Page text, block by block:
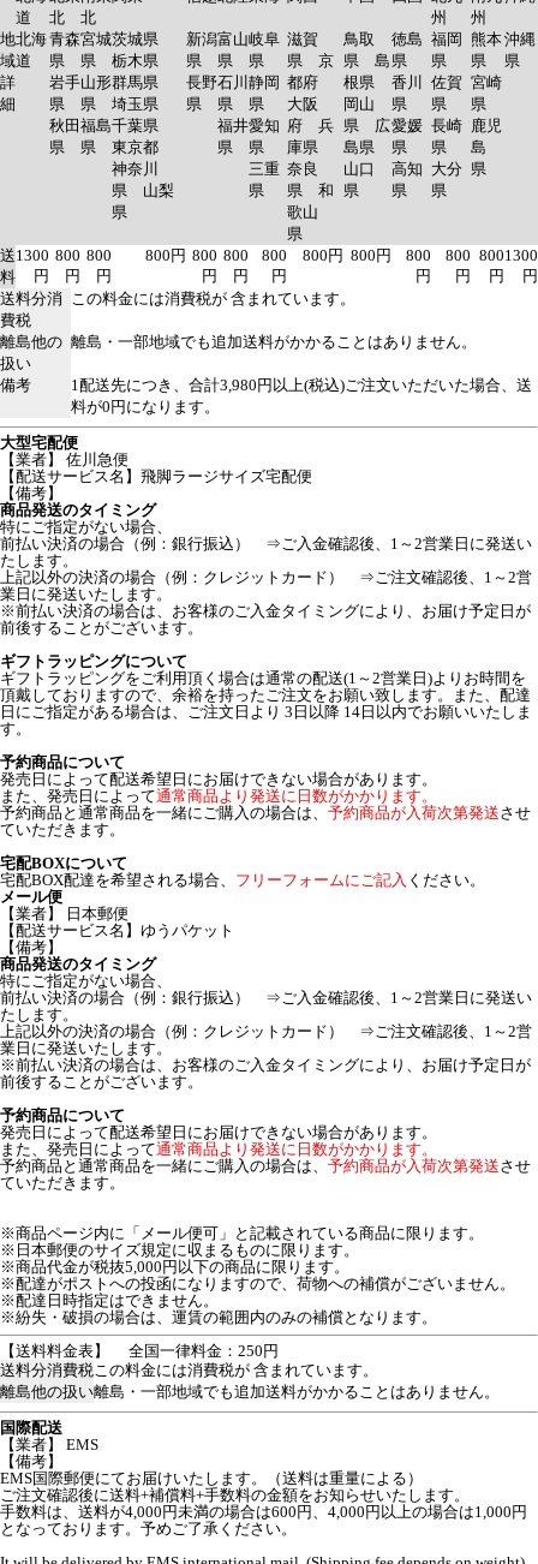
道
北
北
州
州
地
域
詳
細
北海
道
青森
県
岩手
県
秋田
県
宮城
県
山形
県
福島
県
茨城県
栃木県
群馬県
埼玉県
千葉県
東京都
神奈川
県 山梨
県
新潟
県
長野
県
富山
県
石川
県
福井
県
岐阜
県
静岡
県
愛知
県
三重
県
滋賀
県 京
都府
大阪
府 兵
庫県
奈良
県 和
歌山
県
鳥取
県 島
根県
岡山
県 広
島県
山口
県
徳島
県
香川
県
愛媛
県
高知
県
福岡
県
佐賀
県
長崎
県
大分
県
熊本
県
宮崎
県
鹿児
島
県
沖縄
県
送
料
1300
円
800
円
800
円
800円 800
円
800
円
800
円
800円 800円
800
円
800
円
800
円
1300
円
送料分消
費税
この料金には消費税が 含まれています。
離島他の
扱い
離島・一部地域でも追加送料がかかることはありません。
備考
1配送先につき、合計3,980円以上(税込)ご注文いただいた場合、送
料が0円になります。
大型宅配便
【業者】 佐川急便
【配送サービス名】飛脚ラージサイズ宅配便
【備考】
商品発送のタイミング
特にご指定がない場合、
前払い決済の場合（例：銀行振込） ⇒ご入金確認後、1～2営業日に発送い
たします。
上記以外の決済の場合（例：クレジットカード） ⇒ご注文確認後、1～2営
業日に発送いたします。
※前払い決済の場合は、お客様のご入金タイミングにより、お届け予定日が
前後することがございます。
ギフトラッピングについて
ギフトラッピングをご利用頂く場合は通常の配送(1～2営業日)よりお時間を
頂戴しておりますので、余裕を持ったご注文をお願い致します。また、配達
日にご指定がある場合は、ご注文日より 3日以降 14日以内でお願いいたしま
す。
予約商品について
発売日によって配送希望日にお届けできない場合があります。
また、発売日によって通常商品より発送に日数がかかります。
予約商品と通常商品を一緒にご購入の場合は、 予約商品が入荷次第発送させ
ていただきます。
宅配BOXについて
宅配BOX配達を希望される場合、 フリーフォームにご記入 ください。
メール便
【業者】 日本郵便
【配送サービス名】ゆうパケット
【備考】
商品発送のタイミング
特にご指定がない場合、
前払い決済の場合（例：銀行振込） ⇒ご入金確認後、1～2営業日に発送い
たします。
上記以外の決済の場合（例：クレジットカード） ⇒ご注文確認後、1～2営
業日に発送いたします。
※前払い決済の場合は、お客様のご入金タイミングにより、お届け予定日が
前後することがございます。
予約商品について
発売日によって配送希望日にお届けできない場合があります。
また、発売日によって通常商品より発送に日数がかかります。
予約商品と通常商品を一緒にご購入の場合は、 予約商品が入荷次第発送させ
ていただきます。
※商品ページ内に「メール便可」と記載されている商品に限ります。
※日本郵便のサイズ規定に収まるものに限ります。
※商品代金が税抜5,000円以下の商品に限ります。
※配達がポストへの投函になりますので、荷物への補償がございません。
※配達日時指定はできません。
※紛失・破損の場合は、運賃の範囲内のみの補償となります。
【送料料金表】
全国一律料金：250円
送料分消費税この料金には消費税が 含まれています。
離島他の扱い離島・一部地域でも追加送料がかかることはありません。
国際配送
【業者】 EMS
【備考】
EMS国際郵便にてお届けいたします。（送料は重量による）
ご注文確認後に送料+補償料+手数料の金額をお知らせいたします。
手数料は、送料が4,000円未満の場合は600円、4,000円以上の場合は1,000円
となっております。予めご了承ください。